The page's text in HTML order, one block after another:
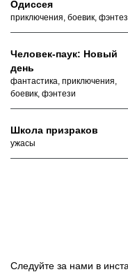
Одиссея
приключения, боевик,
Человек-паук: Новый
день
фантастика, приключения,
боевик, фэнтези
Школа призраков
ужасы
Следуйте за нами в